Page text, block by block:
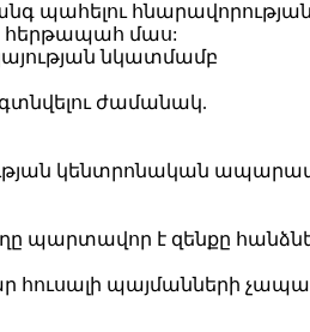
պահելու հնարավորության
հերթապահ մաս:
նկատմամբ
ժամանակ.
կենտրոնական
պարտավոր է զենքը
հուսալի պայմանների